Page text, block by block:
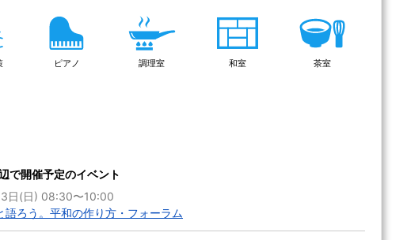
ピアノ 調理室 和室 茶室
で開催予定のイベント
日(日) 08:30〜10:00
語ろう。平和の作り方・フォーラム